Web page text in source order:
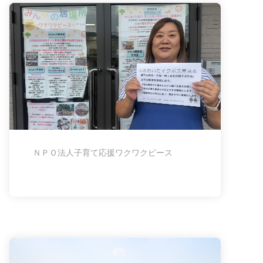
ＮＰＯ法人子育て応援ワクワクピース